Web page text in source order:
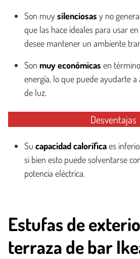
Son muy silenciosas y no
que las hace ideales para usar
desee mantener un ambiente
Son muy económicas en
energía, lo que puede ayudarte
de luz.
Desventajas
Su capacidad caloríficaes
si bien esto puede solventarse
potencia eléctrica.
Estufas de
terraza de bar